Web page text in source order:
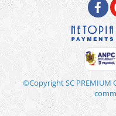
©Copyright SC PREMIUM